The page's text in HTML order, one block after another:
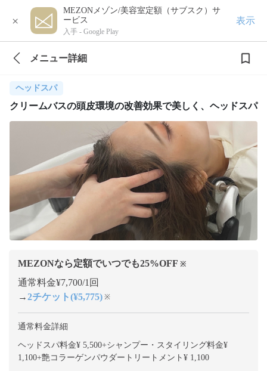
×
MEZONメゾン/美容室定額（サブスク）サ
ービス
入手 - Google Play
表示
メニュー詳細
ヘッドスパ
クリームバスの頭皮環境の改善効果で美しく、ヘッドスパ
MEZONなら定額でいつでも25%OFF ※
通常料金¥7,700/1回
→2チケット(¥5,775) ※
通常料金詳細
ヘッドスパ料金¥ 5,500+シャンプー・スタイリング料金¥
1,100+艶コラーゲンパウダートリートメント¥ 1,100